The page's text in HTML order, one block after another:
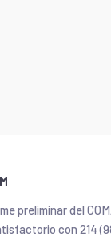
preliminar del
con 214